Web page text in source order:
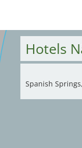
Hotels
Spanish